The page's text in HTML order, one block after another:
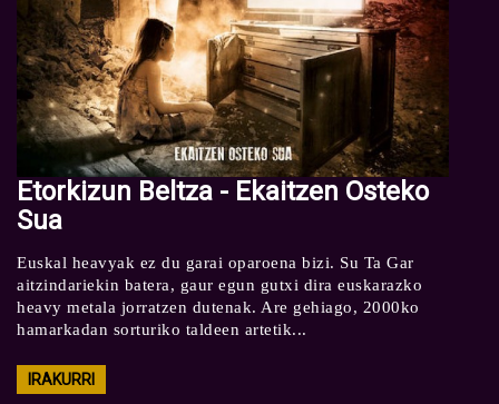
Etorkizun Beltza - Ekaitzen Osteko
Sua
Euskal heavyak ez du garai oparoena bizi. Su Ta Gar
aitzindariekin batera, gaur egun gutxi dira euskarazko
heavy metala jorratzen dutenak. Are gehiago, 2000ko
hamarkadan sorturiko taldeen artetik...
IRAKURRI